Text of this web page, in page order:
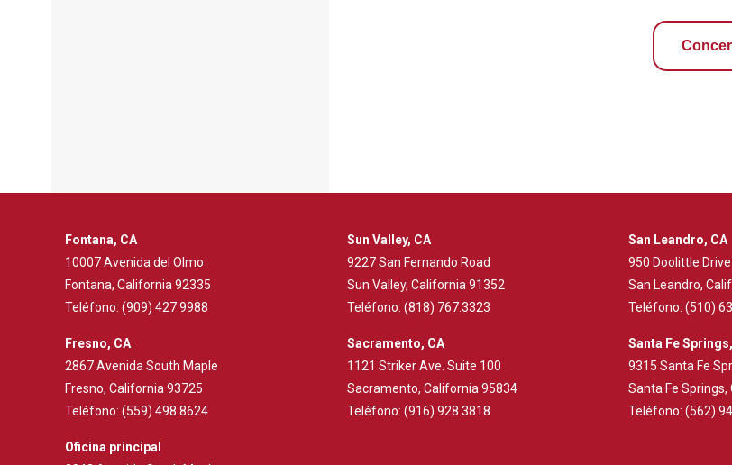
Fontana, CA
10007 Avenida del Olmo
Fontana, California 92335
Teléfono: (909) 427.9988
Fresno, CA
2867 Avenida South Maple
Fresno, California 93725
Teléfono: (559) 498.8624
Oficina principal
Sun Valley, CA
9227 San Fernando Road
Sun Valley, California 91352
Teléfono: (818) 767.3323
Sacramento, CA
1121 Striker Ave. Suite 100
Sacramento, California 95834
Teléfono: (916) 928.3818
San Leandro, CA
950 Doolittle Drive
San Leandro,
Teléfono: (510)
Santa Fe
9315 Santa Fe
Santa Fe
Teléfono: (562)